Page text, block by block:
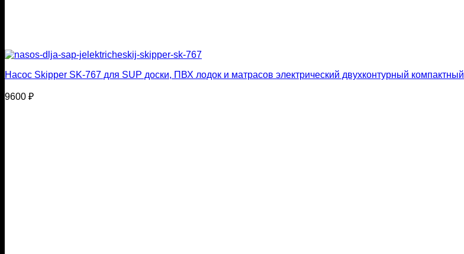
Насос Skipper SK-767 для SUP доски, ПВХ лодок и матрасов электрический двухконтурный компактный
9600 ₽